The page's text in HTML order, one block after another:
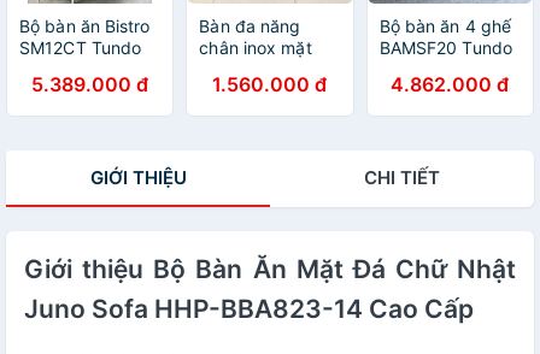
Bộ bàn ăn Bistro
SM12CT Tundo
4 ghế
5.389.000 đ
Bàn đa năng
chân inox mặt
Juno Sofa 64 x
50 x 68 cm
1.560.000 đ
Bộ bàn ăn 4 ghế
BAMSF20 Tundo
cho chung cư,
căn hộ
4.862.000 đ
GIỚI THIỆU CHI TIẾT
Giới thiệu Bộ Bàn Ăn Mặt Đá Chữ Nhật
Juno Sofa HHP-BBA823-14 Cao Cấp